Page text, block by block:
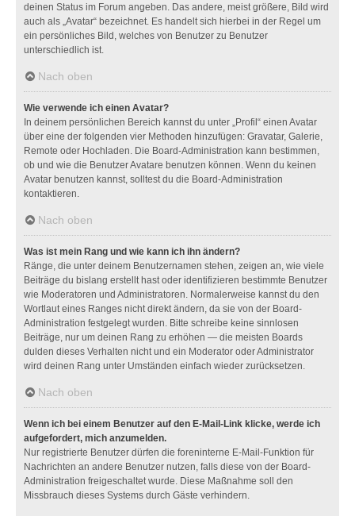
deinen Status im Forum angeben. Das andere, meist größere, Bild wird
auch als „Avatar“ bezeichnet. Es handelt sich hierbei in der Regel um
ein persönliches Bild, welches von Benutzer zu Benutzer
unterschiedlich ist.
Nach oben
Wie verwende ich einen Avatar?
In deinem persönlichen Bereich kannst du unter „Profil“ einen Avatar
über eine der folgenden vier Methoden hinzufügen: Gravatar, Galerie,
Remote oder Hochladen. Die Board-Administration kann bestimmen,
ob und wie die Benutzer Avatare benutzen können. Wenn du keinen
Avatar benutzen kannst, solltest du die Board-Administration
kontaktieren.
Nach oben
Was ist mein Rang und wie kann ich ihn ändern?
Ränge, die unter deinem Benutzernamen stehen, zeigen an, wie viele
Beiträge du bislang erstellt hast oder identifizieren bestimmte Benutzer
wie Moderatoren und Administratoren. Normalerweise kannst du den
Wortlaut eines Ranges nicht direkt ändern, da sie von der Board-
Administration festgelegt wurden. Bitte schreibe keine sinnlosen
Beiträge, nur um deinen Rang zu erhöhen — die meisten Boards
dulden dieses Verhalten nicht und ein Moderator oder Administrator
wird deinen Rang unter Umständen einfach wieder zurücksetzen.
Nach oben
Wenn ich bei einem Benutzer auf den E-Mail-Link klicke, werde ich
aufgefordert, mich anzumelden.
Nur registrierte Benutzer dürfen die foreninterne E-Mail-Funktion für
Nachrichten an andere Benutzer nutzen, falls diese von der Board-
Administration freigeschaltet wurde. Diese Maßnahme soll den
Missbrauch dieses Systems durch Gäste verhindern.